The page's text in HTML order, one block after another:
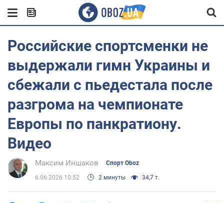
Российские спортсменки не
выдержали гимн Украины и
сбежали с пьедестала после
разгрома на чемпионате
Европы по панкратиону.
Видео
Максим Иншаков Спорт Oboz
6.06.2026 10:52 2 минуты 34,7 т.